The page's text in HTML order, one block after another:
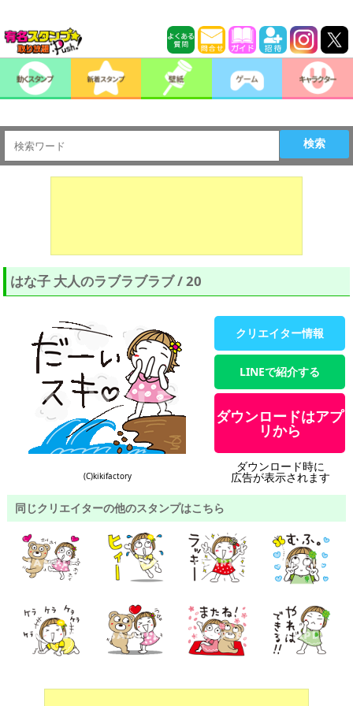
検索
はな子 大人のラブラブラブ / 20
(C)kikifactory
クリエイター情報
LINEで紹介する
ダウンロードはアプ
リから
ダウンロード時に
広告が表示されます
同じクリエイターの他のスタンプはこちら